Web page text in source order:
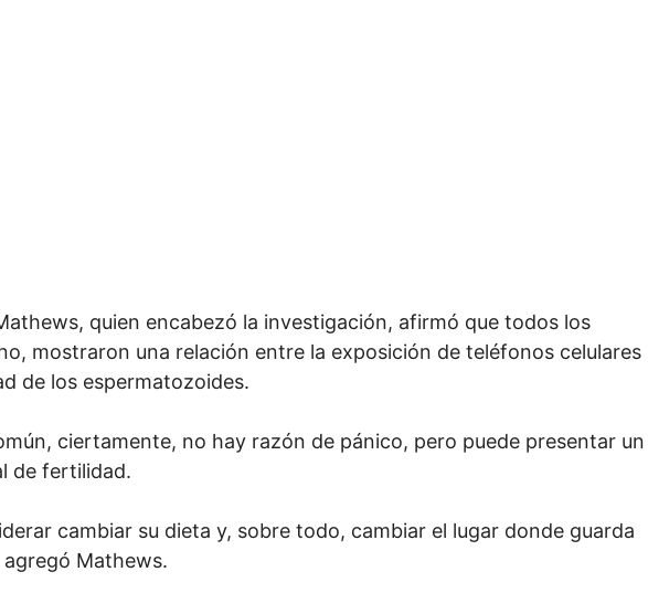
quien encabezó la investigación, afirmó que todos los
mostraron una relación entre la exposición de teléfonos celulares
de los espermatozoides.
ciertamente, no hay razón de pánico, pero puede presentar un
de fertilidad.
cambiar su dieta y, sobre todo, cambiar el lugar donde guarda
agregó Mathews.